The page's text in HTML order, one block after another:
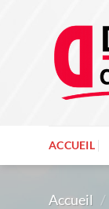
ACCUEIL
Accueil /